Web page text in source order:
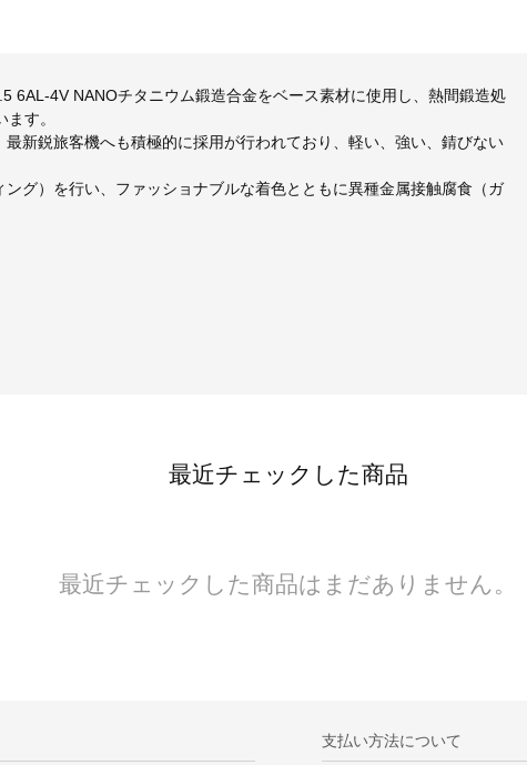
6AL-4V NANOチタニウム鍛造合金をベース素材に使用し、熱間鍛造処
す。
新鋭旅客機へも積極的に採用が行われており、軽い、強い、錆びない
グ）を行い、ファッショナブルな着色とともに異種金属接触腐食（ガ
最近チェックした商品
最近チェックした商品はまだありません。
支払い方法について